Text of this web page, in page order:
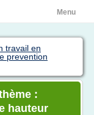
Menu
travail en
prevention
:
hauteur